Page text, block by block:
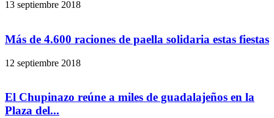
13 septiembre 2018
Más de 4.600 raciones de paella solidaria estas fiestas
12 septiembre 2018
El Chupinazo reúne a miles de guadalajeños en la
Plaza del...